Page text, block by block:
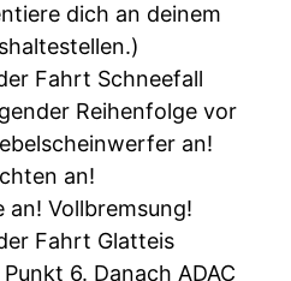
dich an deinem
Fahrt Schneefall
Reihenfolge vor
an!
an!
an! Vollbremsung!
Fahrt Glatteis
6. Danach ADAC